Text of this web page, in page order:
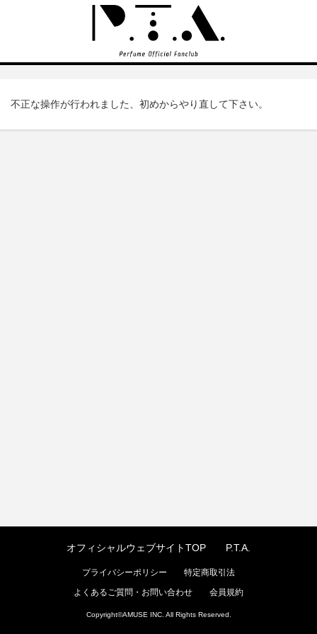
不正な操作が行われました、初めからやり直して下さい。
オフィシャルウェブサイトTOP P.T.A.
プライバシーポリシー
特定商取引法
よくあるご質問・お問い合わせ
会員規約
Copyright©AMUSE INC. All Rights Reserved.